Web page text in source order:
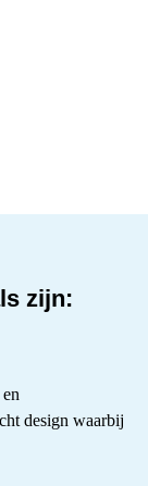
zijn:
design waarbij